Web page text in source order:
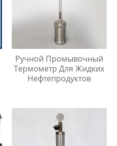
Ручной Промывочный
Термометр Для Жидких
Нефтепродуктов